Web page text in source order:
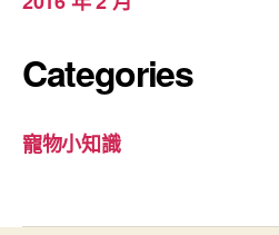
Categories
寵物小知識